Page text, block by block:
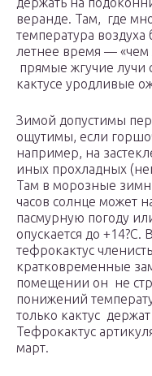
веранде. Там, где
температура
летнее время —
прямые жгучие лучи
кактусе уродливые
Зимой допустимы
ощутимы, если
например, на
иных прохладных
Там в морозные
часов солнце может
пасмурную погоду
опускается до
тефрокактус
кратковременные
помещении он не
понижений
только кактус
Тефрокактус
март.